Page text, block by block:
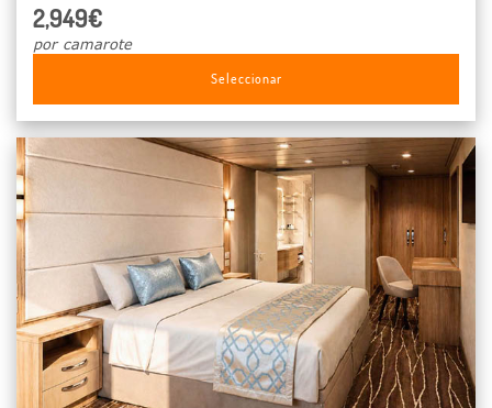
2,949€
por camarote
Seleccionar